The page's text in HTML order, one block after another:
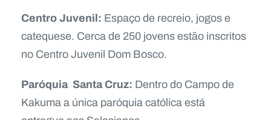
Centro Juvenil: Espaço de recreio, jogos e
catequese. Cerca de 250 jovens estão inscritos
no Centro Juvenil Dom Bosco.
Paróquia Santa Cruz: Dentro do Campo de
Kakuma a única paróquia católica está